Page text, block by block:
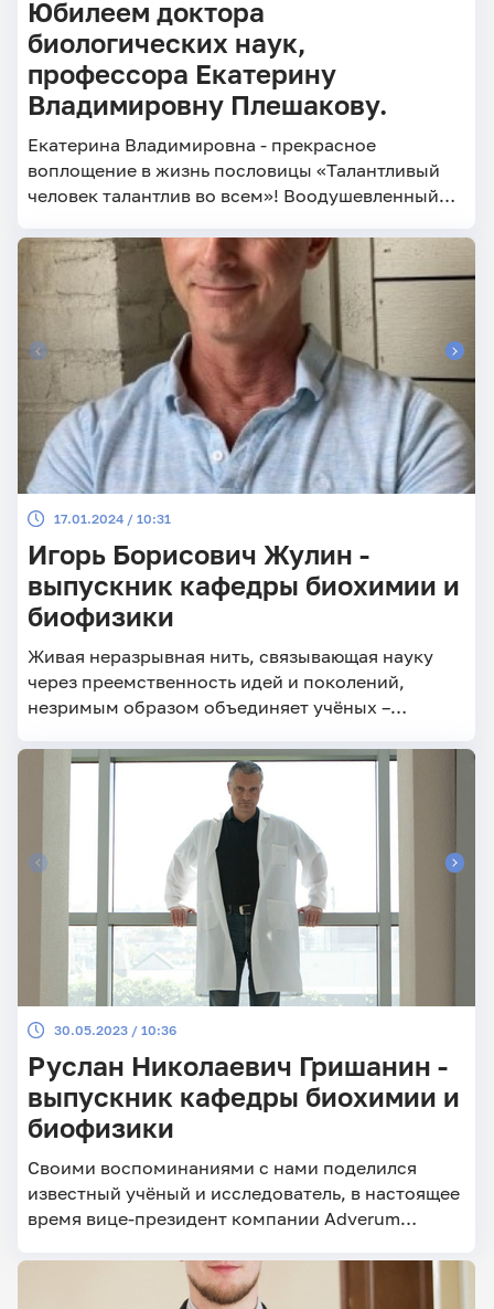
Юбилеем доктора
биологических наук,
профессора Екатерину
Владимировну Плешакову.
Екатерина Владимировна - прекрасное
воплощение в жизнь пословицы «Талантливый
человек талантлив во всем»! Воодушевленный
путем, деятельный преподаватель, обожаемый
студентами, творческая личность - танцор и
писатель.
17.01.2024 / 10:31
Игорь Борисович Жулин -
выпускник кафедры биохимии и
биофизики
Живая неразрывная нить, связывающая науку
через преемственность идей и поколений,
незримым образом объединяет учёных –
СГУ. Пока нынешнее поколение студентов
активно овладевает знаниями и делится этими
знаниями с экзаменаторами в период сессии,
известные заслуженные учёные продолжают
совершать мировые открытия.
30.05.2023 / 10:36
Руслан Николаевич Гришанин -
выпускник кафедры биохимии и
биофизики
Своими воспоминаниями с нами поделился
известный учёный и исследователь, в настоящее
время вице-президент компании Adverum
USA, выпускник кафедры биохимии и биофизики
1989 года – Руслан Николаевич Гришанин.